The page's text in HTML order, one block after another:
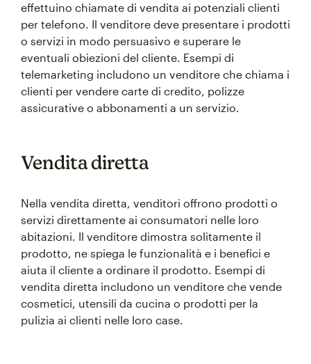
effettuino chiamate di vendita ai potenziali clienti
per telefono. Il venditore deve presentare i prodotti
o servizi in modo persuasivo e superare le
eventuali obiezioni del cliente. Esempi di
telemarketing includono un venditore che chiama i
clienti per vendere carte di credito, polizze
assicurative o abbonamenti a un servizio.
Vendita diretta
Nella vendita diretta, venditori offrono prodotti o
servizi direttamente ai consumatori nelle loro
abitazioni. Il venditore dimostra solitamente il
prodotto, ne spiega le funzionalità e i benefici e
aiuta il cliente a ordinare il prodotto. Esempi di
vendita diretta includono un venditore che vende
cosmetici, utensili da cucina o prodotti per la
pulizia ai clienti nelle loro case.